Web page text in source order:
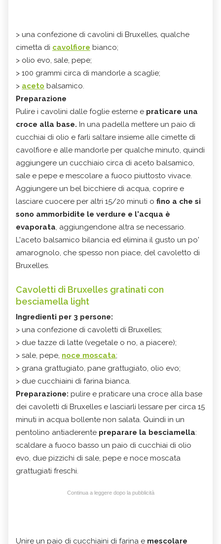
> una confezione di cavolini di Bruxelles, qualche
cimetta di cavolfiore bianco;
> olio evo, sale, pepe;
> 100 grammi circa di mandorle a scaglie;
> aceto balsamico.
Preparazione
Pulire i cavolini dalle foglie esterne e praticare una
croce alla base. In una padella mettere un paio di
cucchiai di olio e farli saltare insieme alle cimette di
cavolfiore e alle mandorle per qualche minuto, quindi
aggiungere un cucchiaio circa di aceto balsamico,
sale e pepe e mescolare a fuoco piuttosto vivace.
Aggiungere un bel bicchiere di acqua, coprire e
lasciare cuocere per altri 15/20 minuti o fino a che si
sono ammorbidite le verdure e l'acqua è
evaporata, aggiungendone altra se necessario.
L'aceto balsamico bilancia ed elimina il gusto un po'
amarognolo, che spesso non piace, del cavoletto di
Bruxelles.
Cavoletti di Bruxelles gratinati con
besciamella light
Ingredienti per 3 persone:
> una confezione di cavoletti di Bruxelles;
> due tazze di latte (vegetale o no, a piacere);
> sale, pepe, noce moscata;
> grana grattugiato, pane grattugiato, olio evo;
> due cucchiaini di farina bianca.
Preparazione: pulire e praticare una croce alla base
dei cavoletti di Bruxelles e lasciarli lessare per circa 15
minuti in acqua bollente non salata. Quindi in un
pentolino antiaderente preparare la besciamella:
scaldare a fuoco basso un paio di cucchiai di olio
evo, due pizzichi di sale, pepe e noce moscata
grattugiati freschi.
Continua a leggere dopo la pubblicità
Unire un paio di cucchiaini di farina e mescolare